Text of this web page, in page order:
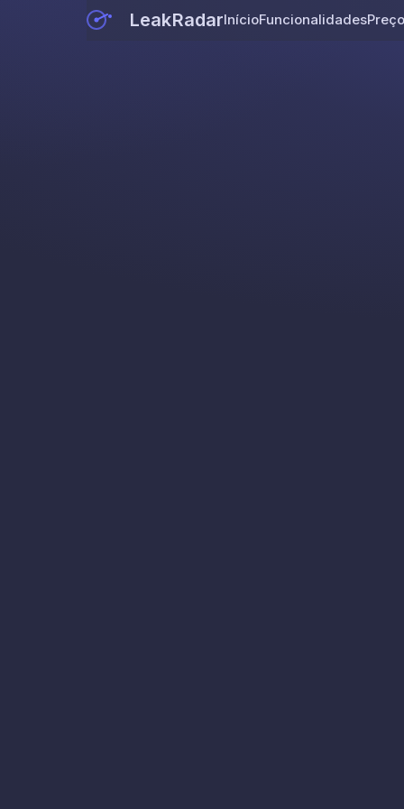
LeakRadarInícioFuncionalidades